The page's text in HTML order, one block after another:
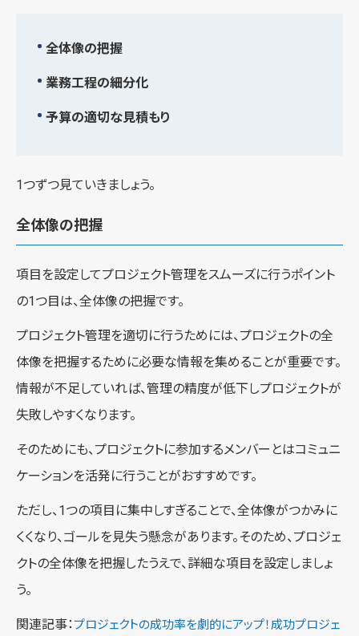
全体像の把握
業務工程の細分化
予算の適切な見積もり
1つずつ見ていきましょう。
全体像の把握
項目を設定してプロジェクト管理をスムーズに行うポイント
の1つ目は、全体像の把握です。
プロジェクト管理を適切に行うためには、プロジェクトの全
体像を把握するために必要な情報を集めることが重要です。
情報が不足していれば、管理の精度が低下しプロジェクトが
失敗しやすくなります。
そのためにも、プロジェクトに参加するメンバーとはコミュニ
ケーションを活発に行うことがおすすめです。
ただし、1つの項目に集中しすぎることで、全体像がつかみに
くくなり、ゴールを見失う懸念があります。そのため、プロジェ
クトの全体像を把握したうえで、詳細な項目を設定しましょ
う。
関連記事：プロジェクトの成功率を劇的にアップ！成功プロジェ